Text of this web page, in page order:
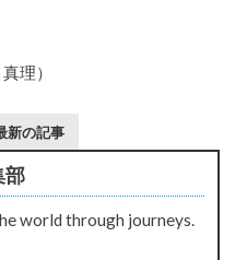
理）
新の記事
部
world through journeys.